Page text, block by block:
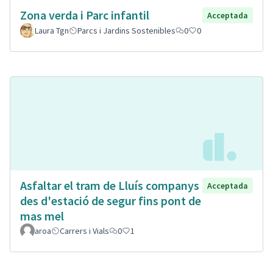
Zona verda i Parc infantil
Acceptada
Laura Tgn
Parcs i Jardins Sostenibles 0 0
Asfaltar el tram de Lluís companys
des d'estació de segur fins pont de
mas mel
Acceptada
aroa Carrers i Vials 0 1